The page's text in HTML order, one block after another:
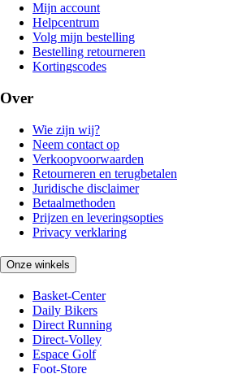
Mijn account
Helpcentrum
Volg mijn bestelling
Bestelling retourneren
Kortingscodes
Over
Wie zijn wij?
Neem contact op
Verkoopvoorwaarden
Retourneren en terugbetalen
Juridische disclaimer
Betaalmethoden
Prijzen en leveringsopties
Privacy verklaring
Onze winkels
Basket-Center
Daily Bikers
Direct Running
Direct-Volley
Espace Golf
Foot-Store